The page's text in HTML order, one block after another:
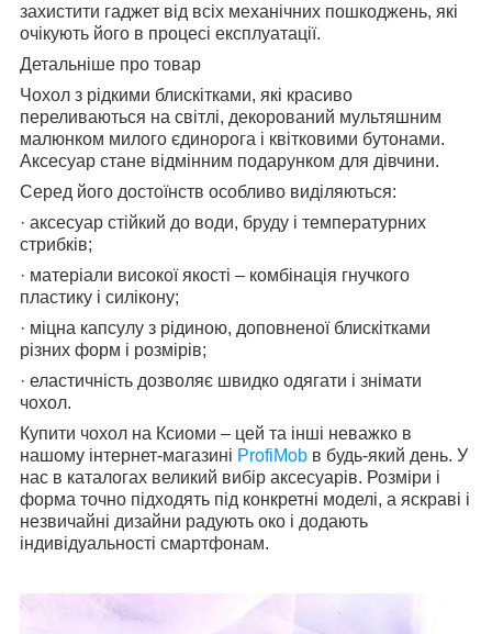
захистити гаджет від всіх механічних пошкоджень, які
очікують його в процесі експлуатації.
Детальніше про товар
Чохол з рідкими блискітками, які красиво
переливаються на світлі, декорований мультяшним
малюнком милого єдинорога і квітковими бутонами.
Аксесуар стане відмінним подарунком для дівчини.
Серед його достоїнств особливо виділяються:
· аксесуар стійкий до води, бруду і температурних
стрибків;
· матеріали високої якості – комбінація гнучкого
пластику і силікону;
· міцна капсулу з рідиною, доповненої блискітками
різних форм і розмірів;
· еластичність дозволяє швидко одягати і знімати
чохол.
Купити чохол на Ксиоми – цей та інші неважко в
нашому інтернет-магазині ProfiMob в будь-який день. У
нас в каталогах великий вибір аксесуарів. Розміри і
форма точно підходять під конкретні моделі, а яскраві і
незвичайні дизайни радують око і додають
індивідуальності смартфонам.